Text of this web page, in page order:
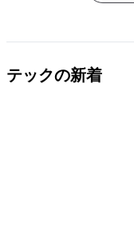
テックの新着